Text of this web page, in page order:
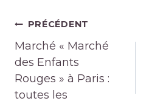
Navigation
de
l’article
PRÉCÉDENT
Marché « Marché
des Enfants
Rouges » à Paris :
toutes les